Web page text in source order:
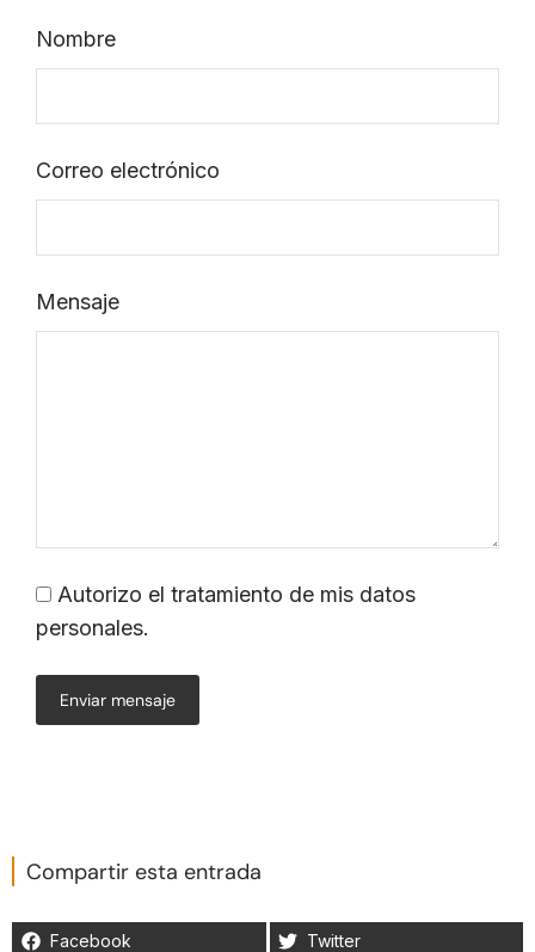
Nombre
Correo electrónico
Mensaje
Autorizo el tratamiento de mis datos
personales.
Enviar mensaje
Compartir esta entrada
Facebook Twitter